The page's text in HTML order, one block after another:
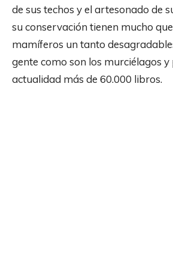
de sus techos y el artesonado de
su conservación tienen mucho
mamíferos un tanto
gente como son los murciélagos y
actualidad más de 60.000 libros.